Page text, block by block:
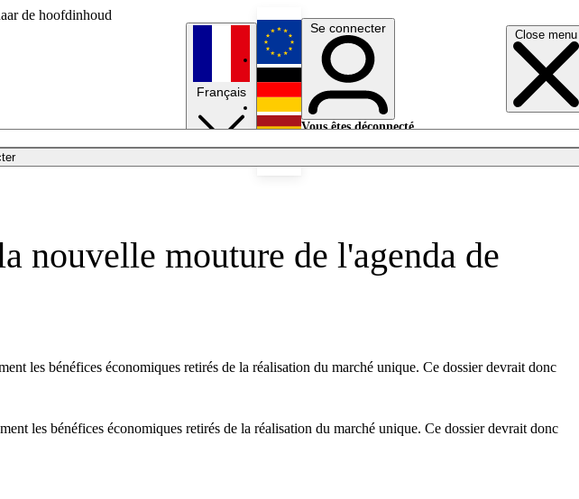
de hoofdinhoud
Close menu
Français
English
Deutsch
Se connecter
Vous êtes déconnecté.
nouvelle mouture de l'agenda de
les bénéfices économiques retirés de la réalisation du marché unique. Ce dossier devrait donc
les bénéfices économiques retirés de la réalisation du marché unique. Ce dossier devrait donc